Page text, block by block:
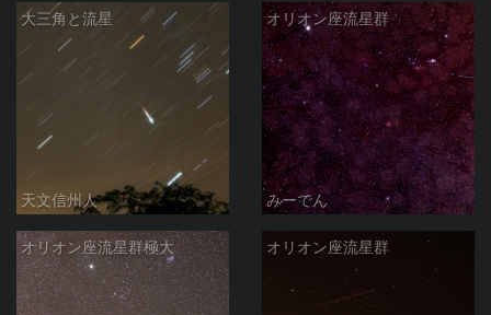
大三角と流星
天文信州人
オリオン座流星群
みーでん
オリオン座流星群極大 オリオン座流星群